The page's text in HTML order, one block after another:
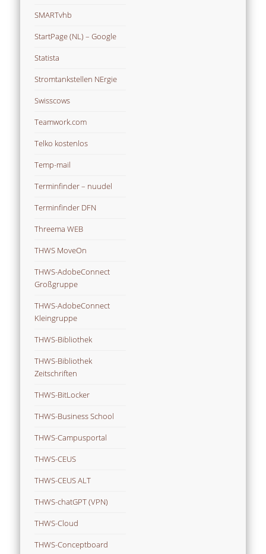
SMARTvhb
StartPage (NL) – Google
Statista
Stromtankstellen NErgie
Swisscows
Teamwork.com
Telko kostenlos
Temp-mail
Terminfinder – nuudel
Terminfinder DFN
Threema WEB
THWS MoveOn
THWS-AdobeConnect
Großgruppe
THWS-AdobeConnect
Kleingruppe
THWS-Bibliothek
THWS-Bibliothek
Zeitschriften
THWS-BitLocker
THWS-Business School
THWS-Campusportal
THWS-CEUS
THWS-CEUS ALT
THWS-chatGPT (VPN)
THWS-Cloud
THWS-Conceptboard